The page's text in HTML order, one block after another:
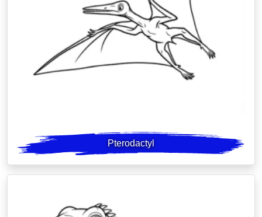
Pterodactyl